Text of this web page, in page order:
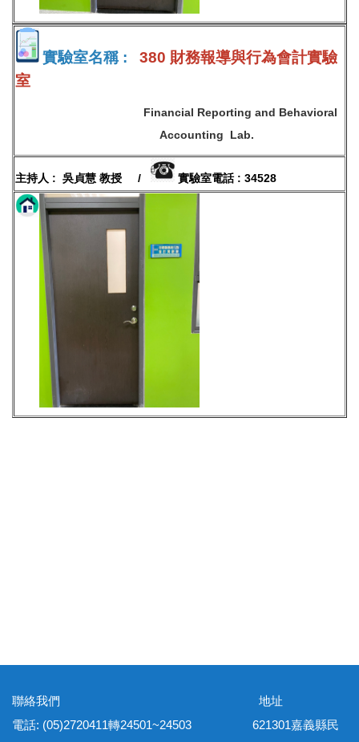
實驗室名稱 : 380 財務報導與行為會計實驗
室
Financial Reporting and Behavioral
Accounting Lab.
主持人 : 吳貞慧 教授 / 實驗室電話 : 34528
聯絡我們 地址
電話: (05)2720411轉24501~24503 621301嘉義縣民